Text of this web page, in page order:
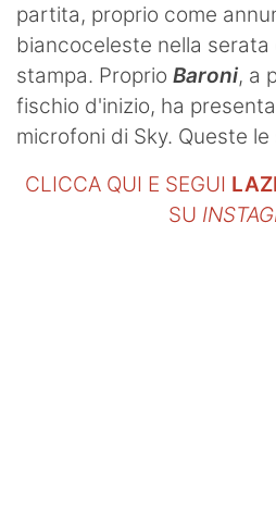
partita, proprio come
biancoceleste nella
stampa. Proprio Baroni, a
fischio d'inizio, ha
microfoni di Sky. Queste le
CLICCA QUI E SEGUI
SU